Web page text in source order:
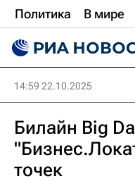
Политика В мире
14:59 22.10.2025
Билайн Big
точек